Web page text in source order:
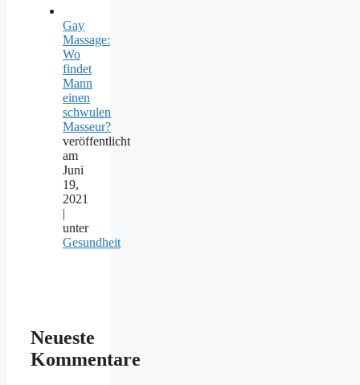
Gay
Massage:
Wo
findet
Mann
einen
schwulen
Masseur?
veröffentlicht
am
Juni
19,
2021
|
unter
Gesundheit
Neueste
Kommentare